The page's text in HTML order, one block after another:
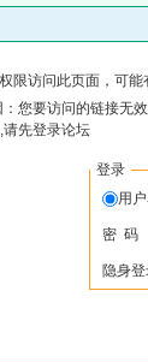
限访问此页面，可能
您要访问的链接无
先登录论坛
登录
用
密 码
隐身